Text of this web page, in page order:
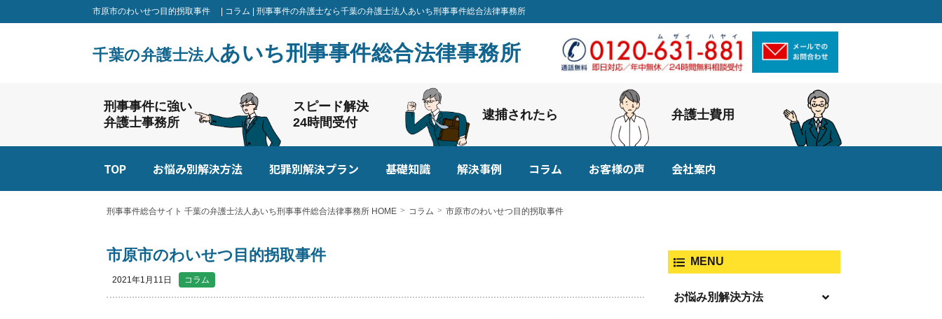
市原市のわいせつ目的拐取事件 | コラム | 刑事事件の弁護士なら千葉の弁護士法人あいち刑事事件総合法律事務所
千葉の弁護士法人あいち刑事事件総合法律事務所
刑事事件に強い
弁護士事務所
スピード解決
24時間受付
逮捕されたら 弁護士費用
TOP お悩み別解決方法 犯罪別解決プラン 基礎知識 解決事例 コラム お客様の声 会社案内
刑事事件総合サイト 千葉の弁護士法人あいち刑事事件総合法律事務所 HOME コラム 市原市のわいせつ目的拐取事件
市原市のわいせつ目的拐取事件
2021年1月11日 コラム
MENU
お悩み別解決方法